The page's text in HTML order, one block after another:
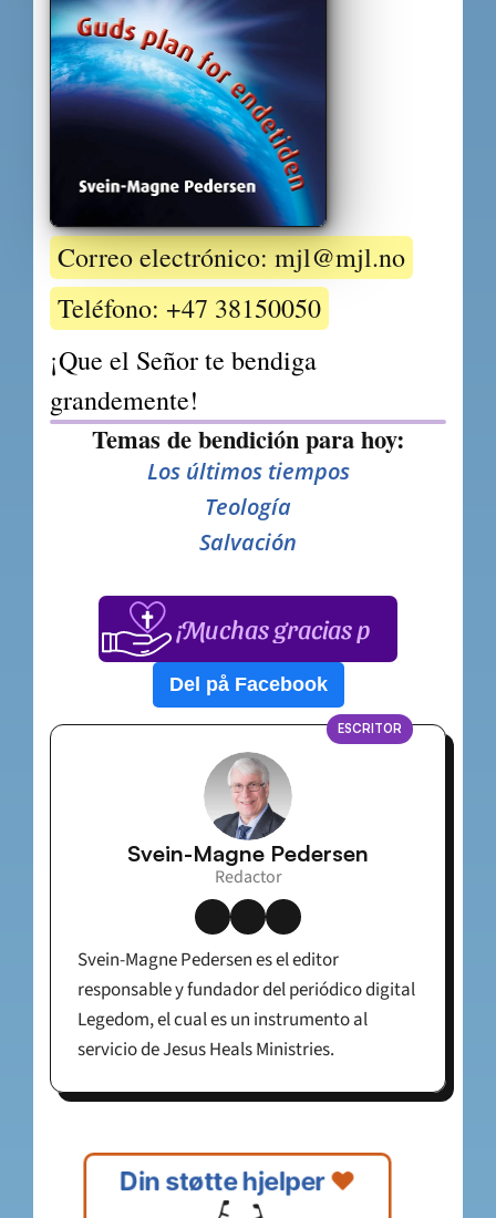
Correo electrónico: mjl@mjl.no
Teléfono: +47 38150050
¡Que el Señor te bendiga
grandemente!
Temas de bendición para hoy:
Los últimos tiempos
Teología
Salvación
¡Muchas gracias por su
Del på Facebook
Svein-Magne Pedersen
Redactor
Svein-Magne Pedersen es el editor
responsable y fundador del periódico digital
Legedom, el cual es un instrumento al
servicio de Jesus Heals Ministries.
ESCRITOR
Din støtte hjelper ❤️